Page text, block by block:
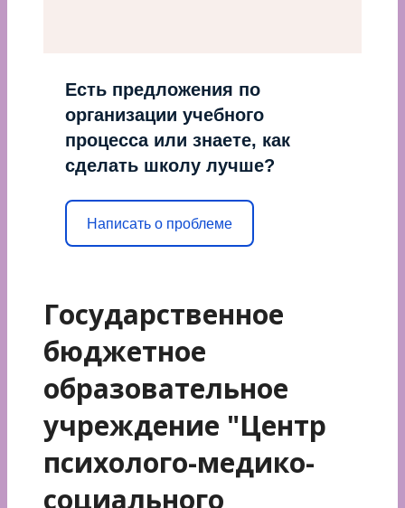
Есть предложения по
организации учебного
процесса или знаете, как
сделать школу лучше?
Написать о проблеме
Государственное
бюджетное
образовательное
учреждение "Центр
психолого-медико-
социального